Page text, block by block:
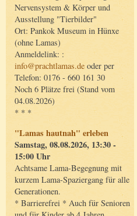
Nervensystem & Körper und
Ausstellung "Tierbilder"
Ort: Pankok Museum in Hünxe
(ohne Lamas)
Anmeldelink: :
info@prachtlamas.de oder per
Telefon: 0176 - 660 161 30
Noch 6 Plätze frei (Stand vom
04.08.2026)
* * *
"Lamas hautnah" erleben
Samstag, 08.08.2026, 13:30 -
15:00 Uhr
Achtsame Lama-Begegnung mit
kurzem Lama-Spaziergang für alle
Generationen.
* Barrierefrei * Auch für Senioren